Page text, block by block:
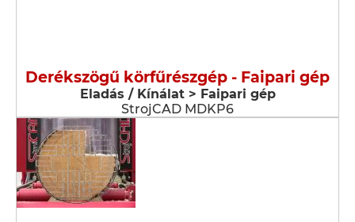
Derékszögű körfűrészgép - Faipari gép
Eladás / Kínálat > Faipari gép
StrojCAD MDKP6